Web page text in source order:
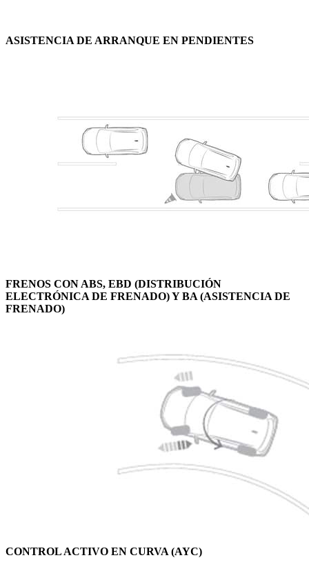
ASISTENCIA DE ARRANQUE EN PENDIENTES
FRENOS CON ABS, EBD (DISTRIBUCIÓN
ELECTRÓNICA DE FRENADO) Y BA (ASISTENCIA DE
FRENADO)
CONTROL ACTIVO EN CURVA (AYC)